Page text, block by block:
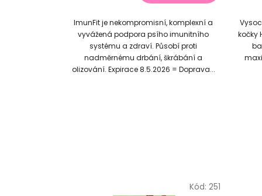
5
hvězdiček.
ImunFit je nekompromisní, komplexní a
vyvážená podpora psího imunitního
systému a zdraví. Působí proti
nadměrnému drbání, škrábání a
olizování. Expirace 8.5.2026 = Doprava...
kočky
Kód: 251